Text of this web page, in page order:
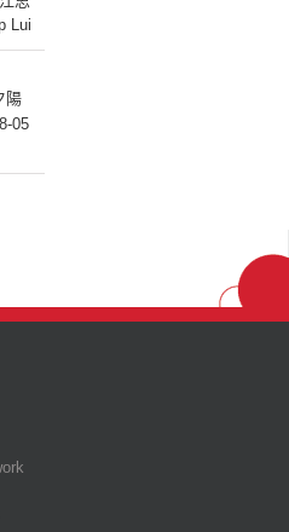
Lui
陽
05